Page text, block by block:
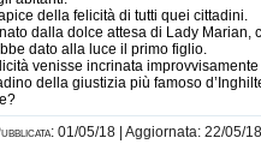
della felicità di tutti quei cittadini.
dalla dolce attesa di Lady Marian,
dato alla luce il primo figlio.
venisse incrinata
della giustizia più famoso
01/05/18 | Aggiornata: 22/05/18